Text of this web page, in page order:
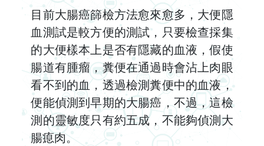
目前大腸癌篩檢方法愈來愈多，大便隱
血測試是較方便的測試，只要檢查採集
的大便樣本上是否有隱藏的血液，假使
腸道有腫瘤，糞便在通過時會沾上肉眼
看不到的血，透過檢測糞便中的血液，
便能偵測到早期的大腸癌，不過，這檢
測的靈敏度只有約五成，不能夠偵測大
腸瘜肉。